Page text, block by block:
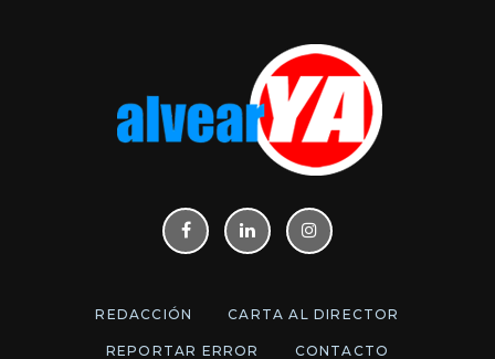
REDACCIÓN CARTA AL DIRECTOR
REPORTAR ERROR CONTACTO